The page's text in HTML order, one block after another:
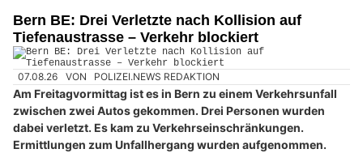
Bern BE: Drei Verletzte nach Kollision auf
Tiefenaustrasse – Verkehr blockiert
07.08.26 VON POLIZEI.NEWS REDAKTION
Am Freitagvormittag ist es in Bern zu einem Verkehrsunfall
zwischen zwei Autos gekommen. Drei Personen wurden
dabei verletzt. Es kam zu Verkehrseinschränkungen.
Ermittlungen zum Unfallhergang wurden aufgenommen.